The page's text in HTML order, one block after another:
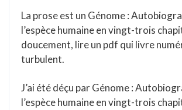
La prose est un Génome :
l’espèce humaine en vingt-trois
doucement, lire un pdf qui livre
turbulent.
J’ai été déçu par Génome :
l’espèce humaine en vingt-trois